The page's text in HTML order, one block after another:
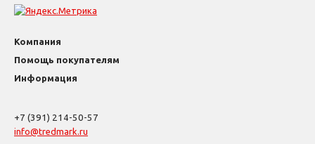
Компания
Помощь покупателям
Информация
+7 (391) 214-50-57
info@tredmark.ru